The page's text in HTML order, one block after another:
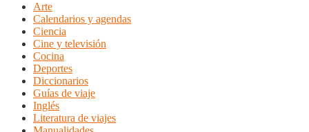
Arte
Calendarios y agendas
Ciencia
Cine y televisión
Cocina
Deportes
Diccionarios
Guías de viaje
Inglés
Literatura de viajes